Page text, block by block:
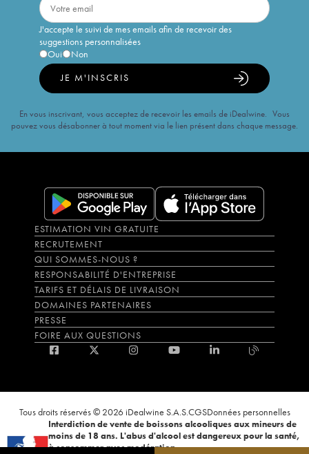
J'accepte le suivi de mes emails afin de recevoir des
suggestions personnalisées
Oui
Non
JE M'INSCRIS
En vous inscrivant, vous acceptez de recevoir les emails de iDealwine. Vous
pouvez vous désabonner à tout moment via le lien présent dans chaque message.
ESTIMATION VIN GRATUITE
RECRUTEMENT
QUI SOMMES-NOUS ?
RESPONSABILITÉ D'ENTREPRISE
TARIFS ET DÉLAIS DE LIVRAISON
DOMAINES PARTENAIRES
PRESSE
FOIRE AUX QUESTIONS
Tous droits réservés © 2026 iDealwine S.A.S.CGSDonnées personnelles
Interdiction de vente de boissons alcooliques aux mineurs de
moins de 18 ans. L'abus d'alcool est dangereux pour la santé,
à consommer avec modération.